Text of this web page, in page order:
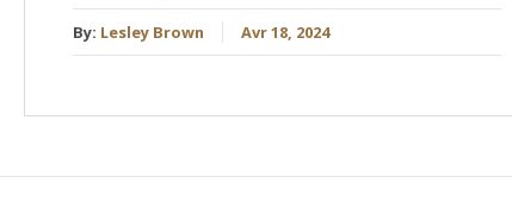
By: Lesley Brown Avr 18, 2024